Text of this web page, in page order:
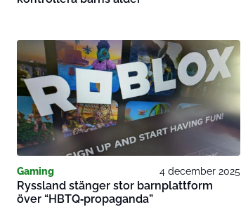
Gaming 4 december 2025
Ryssland stänger stor barnplattform
över “HBTQ‑propaganda”